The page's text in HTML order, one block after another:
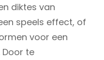
diktes van
speels effect, of
voor een
te